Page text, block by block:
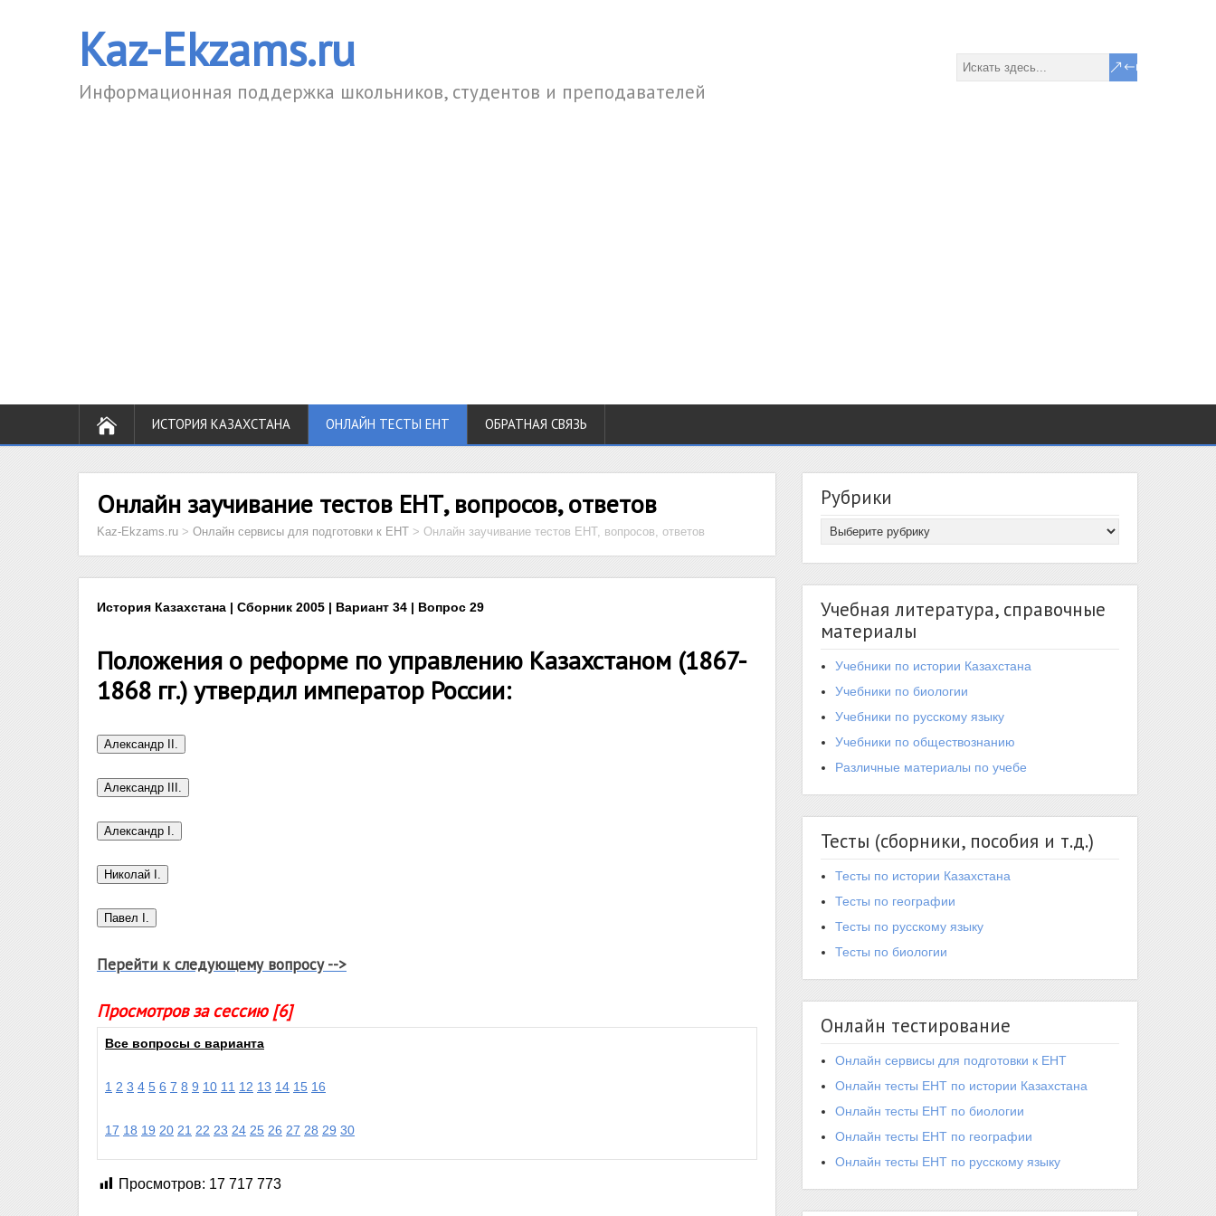
Kaz-Ekzams.ru
Информационная поддержка школьников, студентов и преподавателей
ИСТОРИЯ КАЗАХСТАНА ОНЛАЙН ТЕСТЫ ЕНТ ОБРАТНАЯ СВЯЗЬ
Онлайн заучивание тестов ЕНТ, вопросов, ответов
Kaz-Ekzams.ru > Онлайн сервисы для подготовки к ЕНТ > Онлайн заучивание тестов ЕНТ, вопросов, ответов
История Казахстана | Сборник 2005 | Вариант 34 | Вопрос 29
Положения о реформе по управлению Казахстаном (1867-
1868 гг.) утвердил император России:
Перейти к следующему вопросу -->
Просмотров за сессию [6]
Все вопросы с варианта
1 2 3 4 5 6 7 8 9 10 11 12 13 14 15 16
17 18 19 20 21 22 23 24 25 26 27 28 29 30
Просмотров: 17 717 773
Рубрики
Учебная литература, справочные
материалы
Учебники по истории Казахстана
Учебники по биологии
Учебники по русскому языку
Учебники по обществознанию
Различные материалы по учебе
Тесты (сборники, пособия и т.д.)
Тесты по истории Казахстана
Тесты по географии
Тесты по русскому языку
Тесты по биологии
Онлайн тестирование
Онлайн сервисы для подготовки к ЕНТ
Онлайн тесты ЕНТ по истории Казахстана
Онлайн тесты ЕНТ по биологии
Онлайн тесты ЕНТ по географии
Онлайн тесты ЕНТ по русскому языку